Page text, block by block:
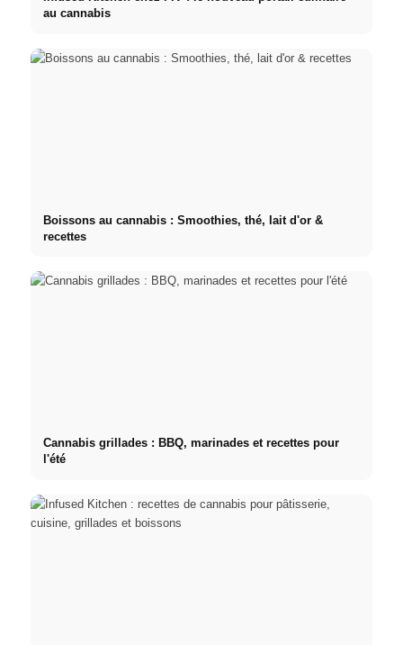
au cannabis
Boissons au cannabis : Smoothies, thé, lait d'or &
recettes
Cannabis grillades : BBQ, marinades et recettes pour
l'été